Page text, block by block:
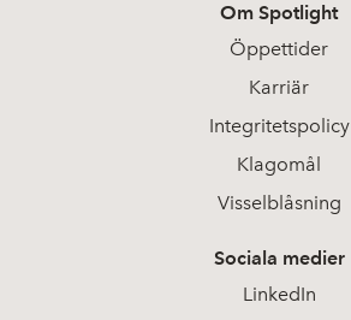
Om Spotlight
Öppettider
Karriär
Integritetspolicy
Klagomål
Visselblåsning
Sociala medier
LinkedIn